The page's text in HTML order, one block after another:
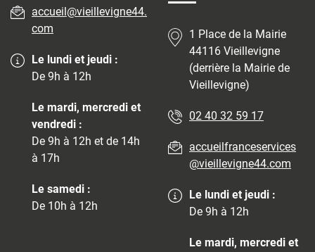
accueil@vieillevigne44.
com
Le lundi et jeudi :
De 9h à 12h
Le mardi, mercredi et
vendredi :
De 9h à 12h et de 14h
à 17h
Le samedi :
De 10h à 12h
1 Place de la Mairie
44116 Vieillevigne
(derrière la Mairie de
Vieillevigne)
02 40 32 59 17
accueilfranceservices
@vieillevigne44.com
Le lundi et jeudi :
De 9h à 12h
Le mardi, mercredi et